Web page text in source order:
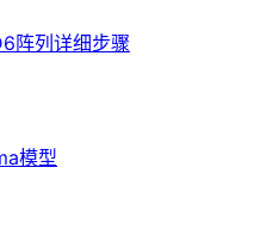
阵列详细步骤
模型